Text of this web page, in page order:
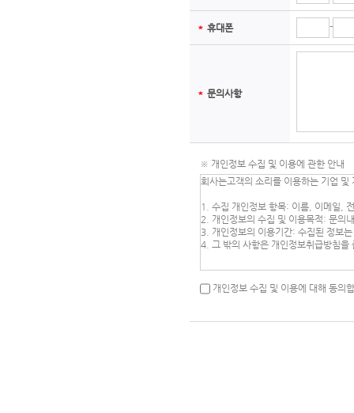
＊ 휴대폰 -
＊ 문의사항
※ 개인정보 수집 및 이용에 관한 안내
개인정보 수집 및 이용에 대해 동의